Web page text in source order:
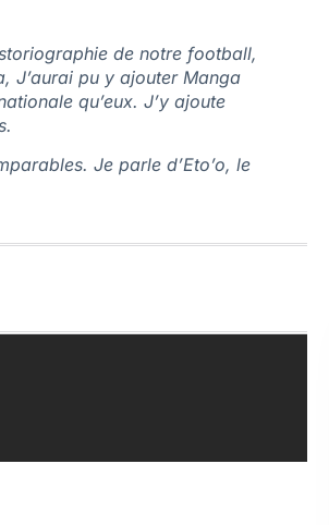
de notre football,
J’aurai pu y ajouter Manga
qu’eux. J’y ajoute
Je parle d’Eto’o, le